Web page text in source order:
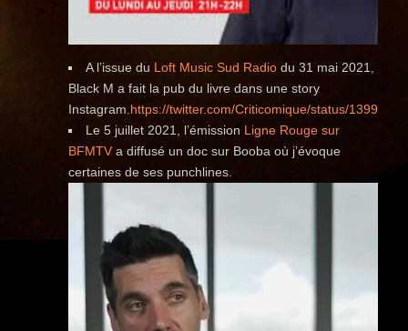
A l’issue du Loft Music Sud Radio du 31 mai 2021,
Black M a fait la pub du livre dans une story
Instagram.https://twitter.com/Criticomique/status/
Le 5 juillet 2021, l’émission Ligne Rouge sur
BFMTV a diffusé un doc sur Booba où j’évoque
certaines de ses punchlines.